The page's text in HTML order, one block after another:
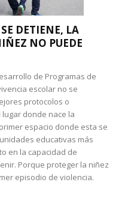
DETIENE, LA
NO PUEDE
de Programas de
escolar no se
protocolos o
donde nace la
espacio donde esta se
educativas más
en la capacidad de
Porque proteger la niñez
episodio de violencia.